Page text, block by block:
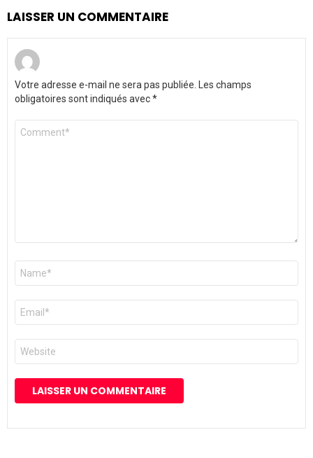
LAISSER UN COMMENTAIRE
Votre adresse e-mail ne sera pas publiée.
Les champs
obligatoires sont indiqués avec*
Commentaire
Nom
E-
mail
*
Site
web